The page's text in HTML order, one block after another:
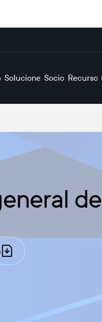
Soluciones Socios Recursos
de